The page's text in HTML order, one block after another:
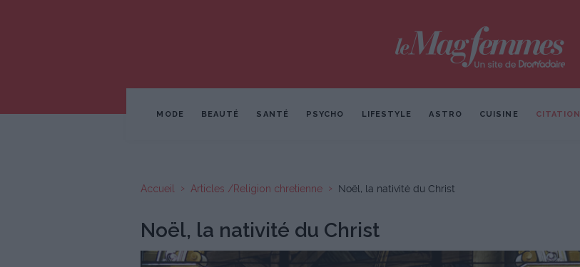
MODE BEAUTÉ SANTÉ PSYCHO LIFESTYLE ASTRO CUISINE CITATION
Accueil Articles /Religion chretienne Noël, la nativité du Christ
Noël, la nativité du Christ